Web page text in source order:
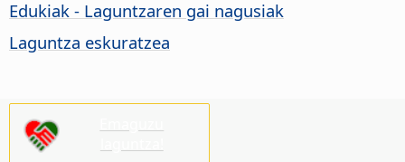
Edukiak - Laguntzaren gai nagusiak
Laguntza eskuratzea